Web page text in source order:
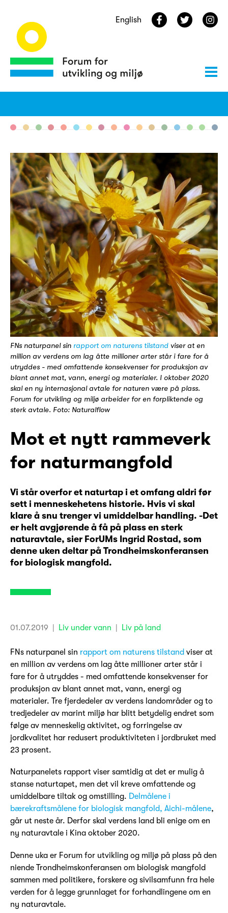
English
FNs naturpanel sin rapport om naturens tilstand viser at en
million av verdens om lag åtte millioner arter står i fare for å
utryddes - med omfattende konsekvenser for produksjon av
blant annet mat, vann, energi og materialer. I oktober 2020
skal en ny internasjonal avtale for naturen være på plass.
Forum for utvikling og miljø arbeider for en forpliktende og
sterk avtale. Foto: Naturalflow
Mot et nytt rammeverk
for naturmangfold
Vi står overfor et naturtap i et omfang aldri før
sett i menneskehetens historie. Hvis vi skal
klare å snu trenger vi umiddelbar handling. -Det
er helt avgjørende å få på plass en sterk
naturavtale, sier ForUMs Ingrid Rostad, som
denne uken deltar på Trondheimskonferansen
for biologisk mangfold.
01.07.2019 Liv under vann Liv på land
FNs naturpanel sin rapport om naturens tilstand viser at
en million av verdens om lag åtte millioner arter står i
fare for å utryddes - med omfattende konsekvenser for
produksjon av blant annet mat, vann, energi og
materialer. Tre fjerdedeler av verdens landområder og to
tredjedeler av marint miljø har blitt betydelig endret som
følge av menneskelig aktivitet, og forringelse av
jordkvalitet har redusert produktiviteten i jordbruket med
23 prosent.
Naturpanelets rapport viser samtidig at det er mulig å
stanse naturtapet, men det vil kreve omfattende og
umiddelbare tiltak og omstilling. Delmålene i
bærekraftsmålene for biologisk mangfold, Aichi-målene,
går ut neste år. Derfor skal verdens land bli enige om en
ny naturavtale i Kina oktober 2020.
Denne uka er Forum for utvikling og miljø på plass på den
niende Trondheimskonferansen om biologisk mangfold
sammen med politikere, forskere og sivilsamfunn fra hele
verden for å legge grunnlaget for forhandlingene om en
ny naturavtale.